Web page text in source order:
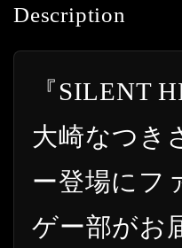
Description
『SILENT
大崎なつき
ー登場にフ
ゲー部がお